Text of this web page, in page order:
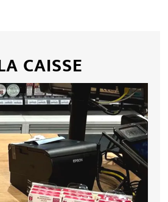
CAISSE